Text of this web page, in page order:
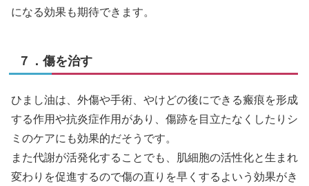
になる効果も期待できます。
７．傷を治す
ひまし油は、外傷や手術、やけどの後にできる瘢痕を形成
する作用や抗炎症作用があり、傷跡を目立たなくしたりシ
ミのケアにも効果的だそうです。
また代謝が活発化することでも、肌細胞の活性化と生まれ
変わりを促進するので傷の直りを早くするよいう効果がき